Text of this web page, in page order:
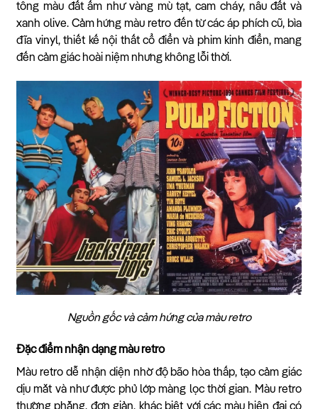
tông màu đất ấm như vàng mù tạt, cam cháy, nâu đất và
xanh olive. Cảm hứng màu retro đến từ các áp phích cũ, bìa
đĩa vinyl, thiết kế nội thất cổ điển và phim kinh điển, mang
đến cảm giác hoài niệm nhưng không lỗi thời.
Nguồn gốc và cảm hứng của màu retro
Đặc điểm nhận dạng màu retro
Màu retro dễ nhận diện nhờ độ bão hòa thấp, tạo cảm giác
dịu mắt và như được phủ lớp màng lọc thời gian. Màu retro
thường phẳng, đơn giản, khác biệt với các màu hiện đại có